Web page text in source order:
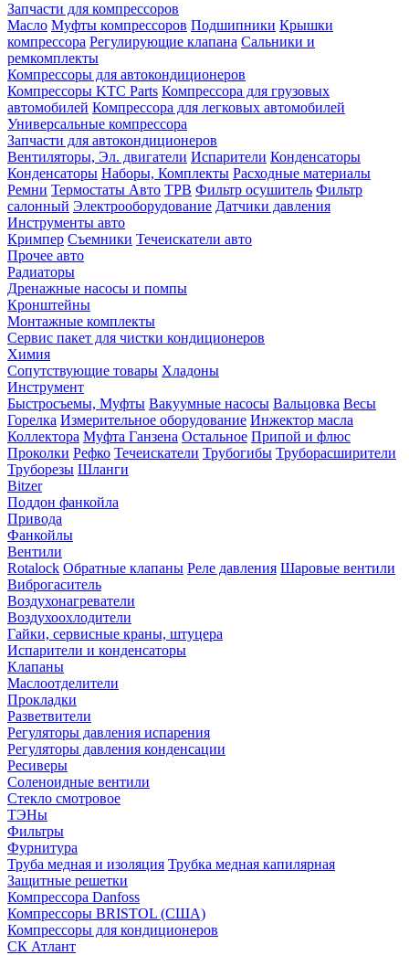
Запчасти для компрессоров
Масло Муфты компрессоров Подшипники Крышки
компрессора Регулирующие клапана Сальники и
ремкомплекты
Компрессоры для автокондиционеров
Компрессоры KTC Parts Компрессора для грузовых
автомобилей Компрессора для легковых автомобилей
Универсальные компрессора
Запчасти для автокондиционеров
Вентиляторы, Эл. двигатели Испарители Конденсаторы
Конденсаторы Наборы, Комплекты Расходные материалы
Ремни Термостаты Авто ТРВ Фильтр осушитель Фильтр
салонный Электрооборудование Датчики давления
Инструменты авто
Кримпер Съемники Течеискатели авто
Прочее авто
Радиаторы
Дренажные насосы и помпы
Кронштейны
Монтажные комплекты
Сервис пакет для чистки кондиционеров
Химия
Сопутствующие товары Хладоны
Инструмент
Быстросъемы, Муфты Вакуумные насосы Вальцовка Весы
Горелка Измерительное оборудование Инжектор масла
Коллектора Муфта Ганзена Остальное Припой и флюс
Проколки Рефко Течеискатели Трубогибы Труборасширители
Труборезы Шланги
Bitzer
Поддон фанкойла
Привода
Фанкойлы
Вентили
Rotalock Обратные клапаны Реле давления Шаровые вентили
Виброгаситель
Воздухонагреватели
Воздухоохлодители
Гайки, сервисные краны, штуцера
Испарители и конденсаторы
Клапаны
Маслоотделители
Прокладки
Разветвители
Регуляторы давления испарения
Регуляторы давления конденсации
Ресиверы
Соленоидные вентили
Стекло смотровое
ТЭНы
Фильтры
Фурнитура
Труба медная и изоляция Трубка медная капилярная
Защитные решетки
Компрессора Danfoss
Компрессоры BRISTOL (США)
Компрессоры для кондиционеров
СК Атлант